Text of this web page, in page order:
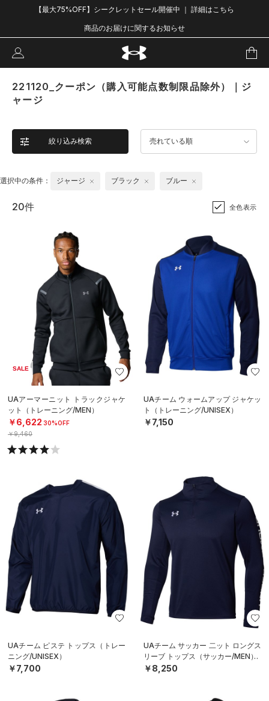
【最大75%OFF】シークレットセール開催中 ｜ 詳細はこちら
商品のお届けに関するお知らせ
221120_クーポン（購入可能点数制限品除外）｜ジ
ャージ
絞り込み検索 売れている順
選択中の条件： ジャージ ブラック ブルー
20件 全色表示
SALE
UAアーマーニット トラックジャケ
ット（トレーニング/MEN）
￥6,622 30%OFF
￥9,460
UAチーム ウォームアップ ジャケッ
ト（トレーニング/UNISEX）
￥7,150
UAチーム ピステ トップス（トレー
ニング/UNISEX）
￥7,700
UAチーム サッカー 二ット ロングス
リーブ トップス（サッカー/MEN）
￥8,250